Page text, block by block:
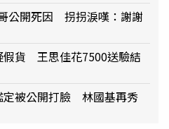
公開死因 拐拐淚嘆：謝謝
假貨 王思佳花7500送驗結
定被公開打臉 林國基再秀